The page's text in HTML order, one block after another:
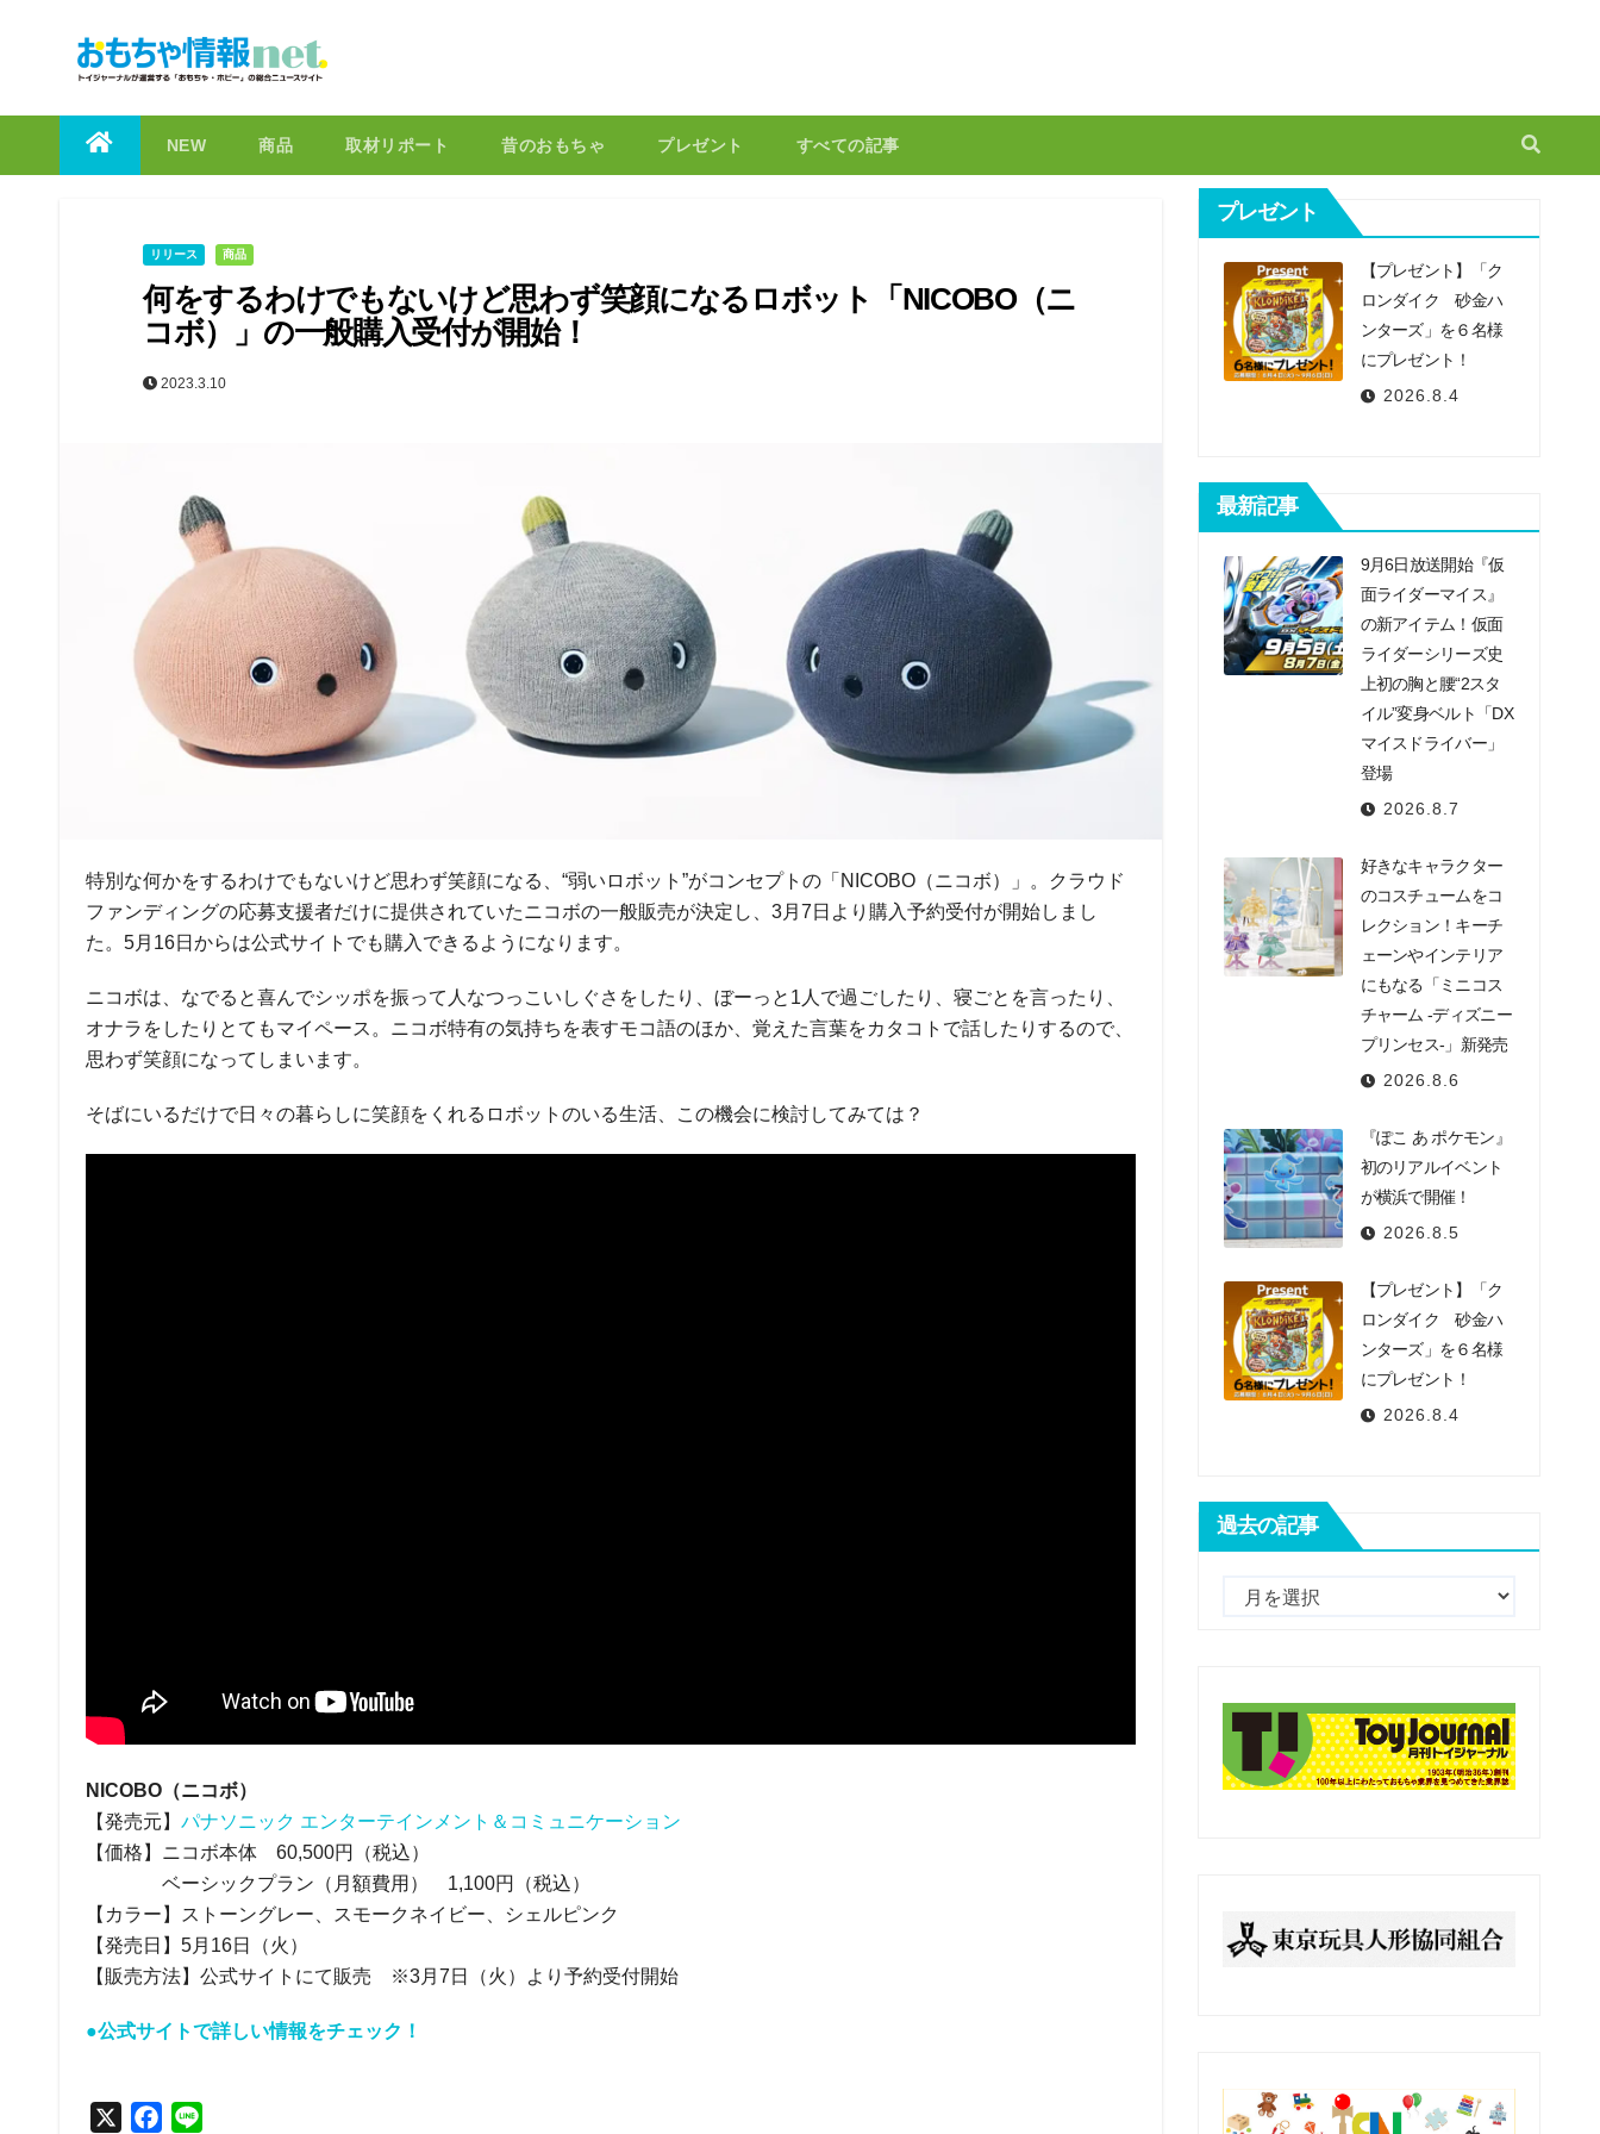
NEW 商品 取材リポート 昔のおもちゃ プレゼント すべての記事
リリース 商品
何をするわけでもないけど思わず笑顔になるロボット「NICOBO（ニ
コボ）」の一般購入受付が開始！
2023.3.10
特別な何かをするわけでもないけど思わず笑顔になる、“弱いロボット”がコンセプトの「NICOBO（ニコボ）」。クラウド
ファンディングの応募支援者だけに提供されていたニコボの一般販売が決定し、3月7日より購入予約受付が開始しまし
た。5月16日からは公式サイトでも購入できるようになります。
ニコボは、なでると喜んでシッポを振って人なつっこいしぐさをしたり、ぼーっと1人で過ごしたり、寝ごとを言ったり、
オナラをしたりとてもマイペース。ニコボ特有の気持ちを表すモコ語のほか、覚えた言葉をカタコトで話したりするので、
思わず笑顔になってしまいます。
そばにいるだけで日々の暮らしに笑顔をくれるロボットのいる生活、この機会に検討してみては？
NICOBO（ニコボ）
【発売元】 パナソニック エンターテインメント＆コミュニケーション
【価格】ニコボ本体 60,500円（税込）
ベーシックプラン（月額費用） 1,100円（税込）
【カラー】ストーングレー、スモークネイビー、シェルピンク
【発売日】5月16日（火）
【販売方法】公式サイトにて販売 ※3月7日（火）より予約受付開始
●公式サイトで詳しい情報をチェック！
プレゼント
【プレゼント】「ク
ロンダイク 砂金ハ
ンターズ」を６名様
にプレゼント！
2026.8.4
最新記事
9月6日放送開始『仮
面ライダーマイス』
の新アイテム！仮面
ライダーシリーズ史
上初の胸と腰“2スタ
イル”変身ベルト「DX
マイスドライバー」
登場
2026.8.7
好きなキャラクター
のコスチュームをコ
レクション！キーチ
ェーンやインテリア
にもなる「ミニコス
チャーム -ディズニー
プリンセス-」新発売
2026.8.6
『ぽこ あ ポケモン』
初のリアルイベント
が横浜で開催！
2026.8.5
【プレゼント】「ク
ロンダイク 砂金ハ
ンターズ」を６名様
にプレゼント！
2026.8.4
過去の記事
記
事